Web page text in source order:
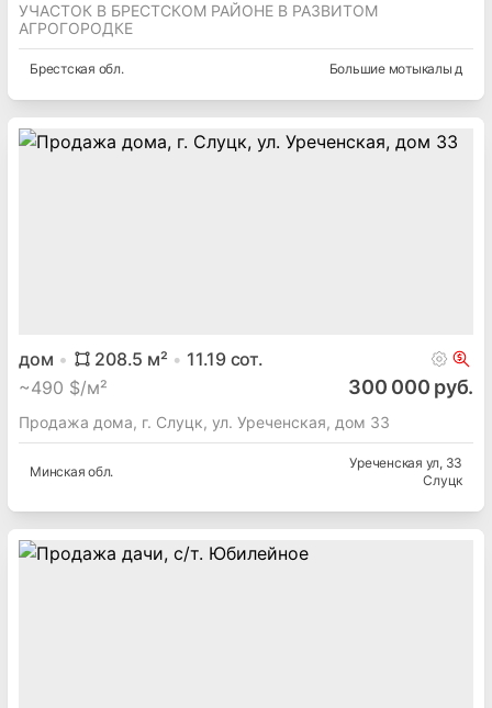
УЧАСТОК В БРЕСТСКОМ РАЙОНЕ В РАЗВИТОМ
АГРОГОРОДКЕ
Брестская обл. Большие мотыкалы д
дом 208.5 м² 11.19сот.
~490 $/м² 300 000 руб.
Продажа дома, г. Слуцк, ул. Уреченская, дом 33
Минская обл.
Уреченская ул, 33
Слуцк